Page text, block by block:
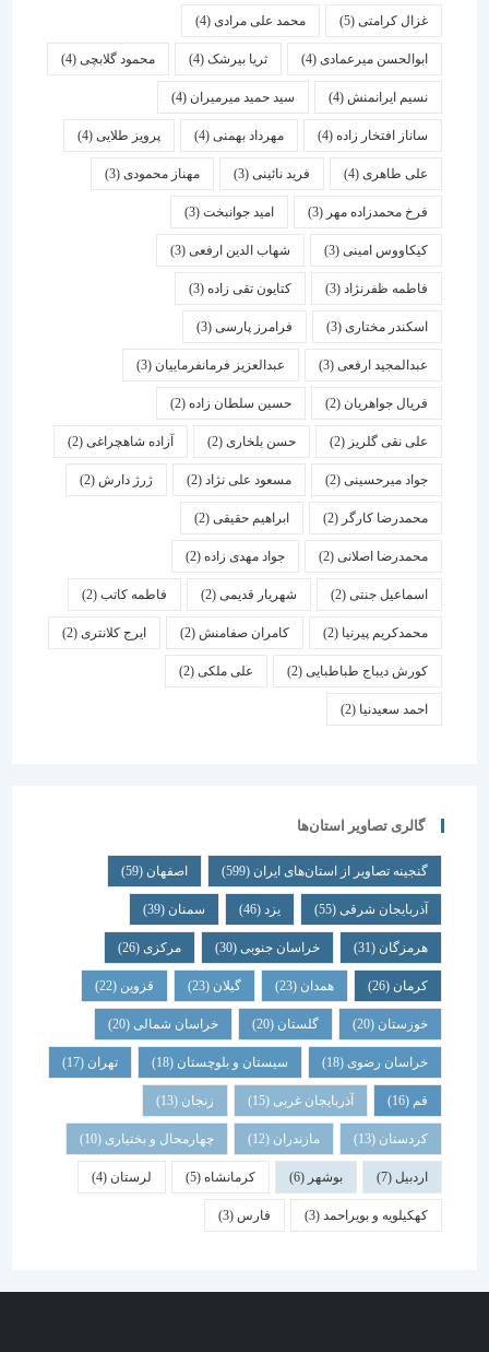
غزال کرامتی(5) محمد علی مرادی(4)
ابوالحسن میرعمادی(4) ثریا بیرشک(4) محمود گلابچی(4)
نسیم ایرانمنش(4) سید حمید میرمیران(4)
ساناز افتخار زاده(4) مهرداد بهمنی (4) پرویز طلایی(4)
علی طاهری(4) فرید نائینی(3) مهناز محمودی(3)
فرخ محمدزاده مهر(3) امید جوانبخت(3)
کیکاووس امینی(3) شهاب الدین ارفعی(3)
فاطمه ظفرنژاد(3) کتایون تقی زاده(3)
اسكندر مختاری (3) فرامرز پارسی(3)
عبدالمجید ارفعی(3) عبدالعزیز فرمانفرماییان(3)
فریال جواهریان(2) حسین سلطان زاده(2)
علی نقی گلریز(2) حسن بلخاری(2) آزاده شاهچراغی(2)
جواد میرحسینی(2) مسعود علی نژاد(2) ژرژ دارش (2)
محمدرضا کارگر(2) ابراهیم حقیقی(2)
محمدرضا اصلانی(2) جواد مهدی زاده(2)
اسماعیل جنتی(2) شهریار قدیمی(2) فاطمه کاتب(2)
محمدکریم پیرنیا (2) کامران صفامنش(2) ایرج کلانتری (2)
کورش دیباج طباطبایی(2) علی ملکی(2)
احمد سعیدنیا (2)
گالری تصاویر استان‌ها
گنجینه تصاویر از استان‌های ایران(599) اصفهان (59)
آذربایجان شرقی(55) یزد سمنان (39)
هرمزگان(31) خراسان جنوبی(30) مرکزی (26)
همدان گیلان قزوین
خوزستان(20) گلستان (20) خراسان شمالی(20)
خراسان رضوی(18) سیستان و بلوچستان(18) تهران
آذربایجان غربی(15) زنجان
کردستان(13) مازندران(12) چهارمحال و بختیاری (10)
بوشهر کرمانشاه(5) لرستان (4)
کهکیلویه و بویراحمد(3) فارس